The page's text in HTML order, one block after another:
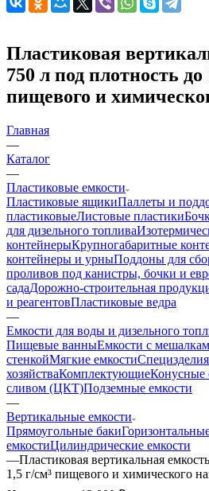
Пластиковая
750 л под плотность до
пищевого и
Главная
—
Каталог
—
Пластиковые емкости
Пластиковые ящикиПаллеты и
пластиковыеЛистовые пластики
для дизельного топлива
контейнерыКрупногабаритные
контейнеры и урныПоддоны для
проливов под канистры, бочки и
садаДорожно-строительная
и реагентовПластиковые ведра
—
Емкости для воды и дизельного
Пищевые ванныЕмкости с
стенкойМягкие емкостиСпецизделия
хозяйстваКомплектующиеКонусные
сливом (ЦКТ)Подземные емкости
—
Вертикальные емкости
Прямоугольные баки
емкостиЦилиндрические емкости
—Пластиковая вертикальная
1,5 г/см³ пищевого и химического